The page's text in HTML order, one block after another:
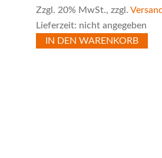
Zzgl. 20% MwSt., zzgl. Versand
Lieferzeit: nicht angegeben
IN DEN WARENKORB